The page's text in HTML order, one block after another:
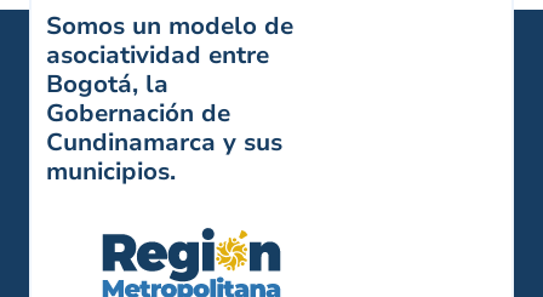
Somos un modelo de
asociatividad entre
Bogotá, la
Gobernación de
Cundinamarca y sus
municipios.